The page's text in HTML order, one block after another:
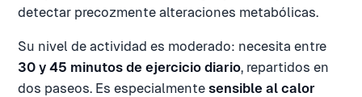
detectar precozmente alteraciones metabólicas.
Su nivel de actividad es moderado: necesita entre
30 y 45 minutos de ejercicio diario, repartidos en
dos paseos. Es especialmente sensible al calor